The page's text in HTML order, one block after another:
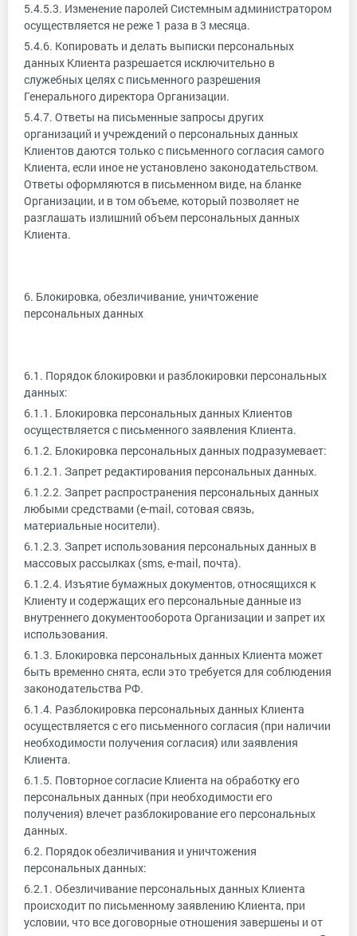
5.4.5.3. Изменение паролей Системным администратором
осуществляется не реже 1 раза в 3 месяца.
5.4.6. Копировать и делать выписки персональных
данных Клиента разрешается исключительно в
служебных целях с письменного разрешения
Генерального директора Организации.
5.4.7. Ответы на письменные запросы других
организаций и учреждений о персональных данных
Клиентов даются только с письменного согласия самого
Клиента, если иное не установлено законодательством.
Ответы оформляются в письменном виде, на бланке
Организации, и в том объеме, который позволяет не
разглашать излишний объем персональных данных
Клиента.
6. Блокировка, обезличивание, уничтожение
персональных данных
6.1. Порядок блокировки и разблокировки персональных
данных:
6.1.1. Блокировка персональных данных Клиентов
осуществляется с письменного заявления Клиента.
6.1.2. Блокировка персональных данных подразумевает:
6.1.2.1. Запрет редактирования персональных данных.
6.1.2.2. Запрет распространения персональных данных
любыми средствами (e-mail, сотовая связь,
материальные носители).
6.1.2.3. Запрет использования персональных данных в
массовых рассылках (sms, e-mail, почта).
6.1.2.4. Изъятие бумажных документов, относящихся к
Клиенту и содержащих его персональные данные из
внутреннего документооборота Организации и запрет их
использования.
6.1.3. Блокировка персональных данных Клиента может
быть временно снята, если это требуется для соблюдения
законодательства РФ.
6.1.4. Разблокировка персональных данных Клиента
осуществляется с его письменного согласия (при наличии
необходимости получения согласия) или заявления
Клиента.
6.1.5. Повторное согласие Клиента на обработку его
персональных данных (при необходимости его
получения) влечет разблокирование его персональных
данных.
6.2. Порядок обезличивания и уничтожения
персональных данных:
6.2.1. Обезличивание персональных данных Клиента
происходит по письменному заявлению Клиента, при
условии, что все договорные отношения завершены и от